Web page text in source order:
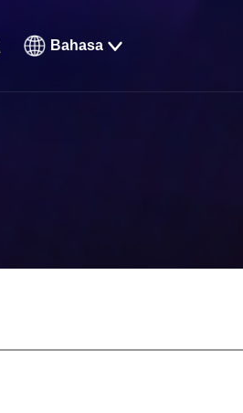
Bahasa